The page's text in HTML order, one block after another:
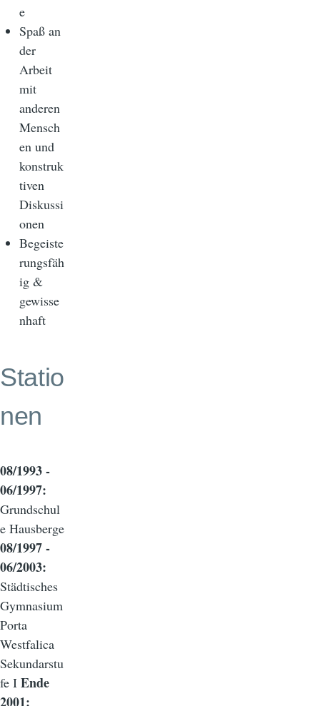
e
Spaß an
der
Arbeit
mit
anderen
Mensch
en und
konstruk
tiven
Diskussi
onen
Begeiste
rungsfäh
ig &
gewisse
nhaft
Statio
nen
08/1993 -
06/1997:
Grundschul
e Hausberge
08/1997 -
06/2003:
Städtisches
Gymnasium
Porta
Westfalica
Sekundarstu
fe I Ende
2001: